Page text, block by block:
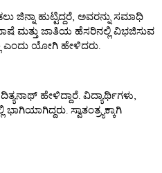
ಹುಟ್ಟಿದ್ದರೆ, ಅವರನ್ನು ಸಮಾಧಿ
ಮತ್ತು ಜಾತಿಯ ಹೆಸರಿನಲ್ಲಿ ವಿಭಜಿಸುವ
ಎಂದು ಯೋಗಿ ಹೇಳಿದರು.
ಹೇಳಿದ್ದಾರೆ. ವಿದ್ಯಾರ್ಥಿಗಳು,
ಸ್ವಾತಂತ್ರ್ಯಕ್ಕಾಗಿ